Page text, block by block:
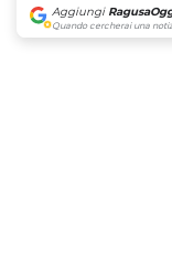
Aggiungi
Quando cercherai una